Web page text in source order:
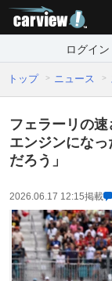
ログイン
トップ ニュース
フェラーリの
エンジンにな
だろう」
2026.06.17 12:15掲載